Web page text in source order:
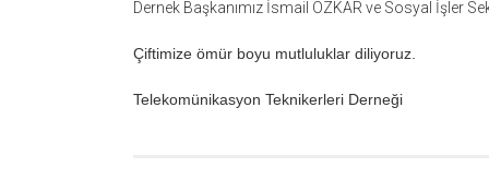
Dernek Başkanımız İsmail ÖZKAR ve Sosyal İşler
Çiftimize ömür boyu mutluluklar diliyoruz.
Telekomünikasyon Teknikerleri Derneği